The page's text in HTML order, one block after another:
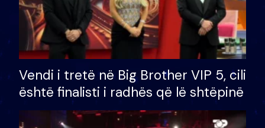
Vendi i tretë në Big Brother VIP 5, cili
është finalisti i radhës që lë shtëpinë